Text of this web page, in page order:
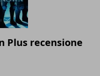
Plus recensione